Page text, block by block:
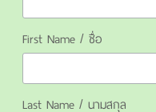
First Name / ชื่อ
Last Name / นามสกุล